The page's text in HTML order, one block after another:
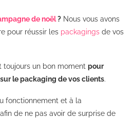
de noël? Nous vous avons
pour réussir les packagings de vos
toujours un bon moment pour
le packaging de vos clients.
fonctionnement et à la
de ne pas avoir de surprise de